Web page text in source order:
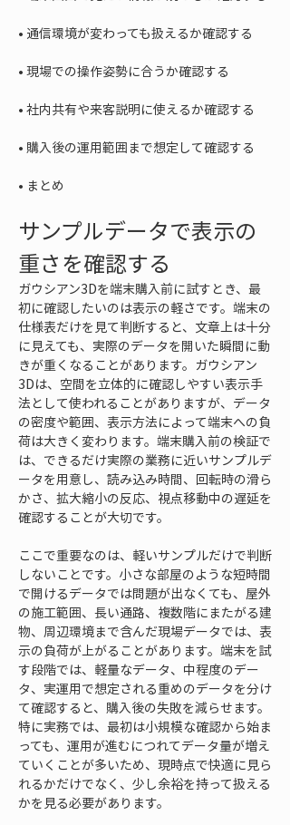
•
•
•
•
• まとめ
サンプルデータで表示の
重さを確認する
ガウシアン3Dを端末購入前に試すとき、最
初に確認したいのは表示の軽さです。端末の
仕様表だけを見て判断すると、文章上は十分
に見えても、実際のデータを開いた瞬間に動
きが重くなることがあります。ガウシアン
3Dは、空間を立体的に確認しやすい表示手
法として使われることがありますが、データ
の密度や範囲、表示方法によって端末への負
荷は大きく変わります。端末購入前の検証で
は、できるだけ実際の業務に近いサンプルデ
ータを用意し、読み込み時間、回転時の滑ら
かさ、拡大縮小の反応、視点移動中の遅延を
確認することが大切です。
ここで重要なのは、軽いサンプルだけで判断
しないことです。小さな部屋のような短時間
で開けるデータでは問題が出なくても、屋外
の施工範囲、長い通路、複数階にまたがる建
物、周辺環境まで含んだ現場データでは、表
示の負荷が上がることがあります。端末を試
す段階では、軽量なデータ、中程度のデー
タ、実運用で想定される重めのデータを分け
て確認すると、購入後の失敗を減らせます。
特に実務では、最初は小規模な確認から始ま
っても、運用が進むにつれてデータ量が増え
ていくことが多いため、現時点で快適に見ら
れるかだけでなく、少し余裕を持って扱える
かを見る必要があります。